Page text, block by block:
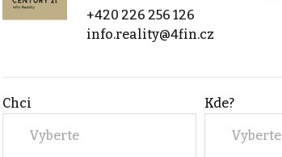
+420 226 256 126
info.reality@4fin.cz
Chci
Vyberte
Kde?
Vyberte